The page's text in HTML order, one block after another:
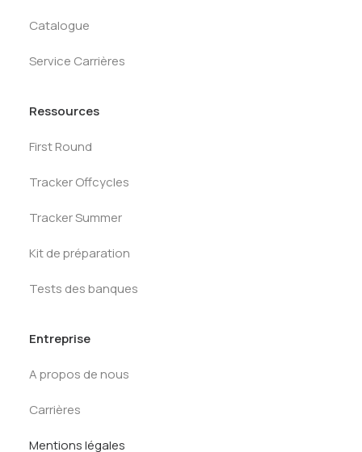
Catalogue
Service Carrières
Ressources
First Round
Tracker Offcycles
Tracker Summer
Kit de préparation
Tests des banques
Entreprise
A propos de nous
Carrières
Mentions légales